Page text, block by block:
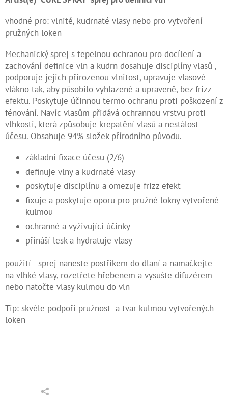
Kontakty
Měna
Přihlášení
vhodné pro: vlnité, kudrnaté vlasy nebo pro vytvoření
pružných loken
Mechanický sprej s tepelnou ochranou pro docílení a
zachování definice vln a kudrn dosahuje disciplíny vlasů ,
podporuje jejich přirozenou vlnitost, upravuje vlasové
vlákno tak, aby působilo vyhlazeně a upraveně, bez frizz
efektu. Poskytuje účinnou termo ochranu proti poškození z
fénování. Navíc vlasům přidává ochrannou vrstvu proti
vlhkosti, která způsobuje krepatění vlasů a nestálost
účesu. Obsahuje 94% složek přírodního původu.
základní fixace účesu (2/6)
definuje vlny a kudrnaté vlasy
poskytuje disciplínu a omezuje frizz efekt
fixuje a poskytuje oporu pro pružné lokny vytvořené
kulmou
ochranné a vyživující účinky
přináší lesk a hydratuje vlasy
použití - sprej naneste postřikem do dlaní a namačkejte
na vlhké vlasy, rozetřete hřebenem a vysušte difuzérem
nebo natočte vlasy kulmou do vln
Tip: skvěle podpoří pružnost a tvar kulmou vytvořených
loken